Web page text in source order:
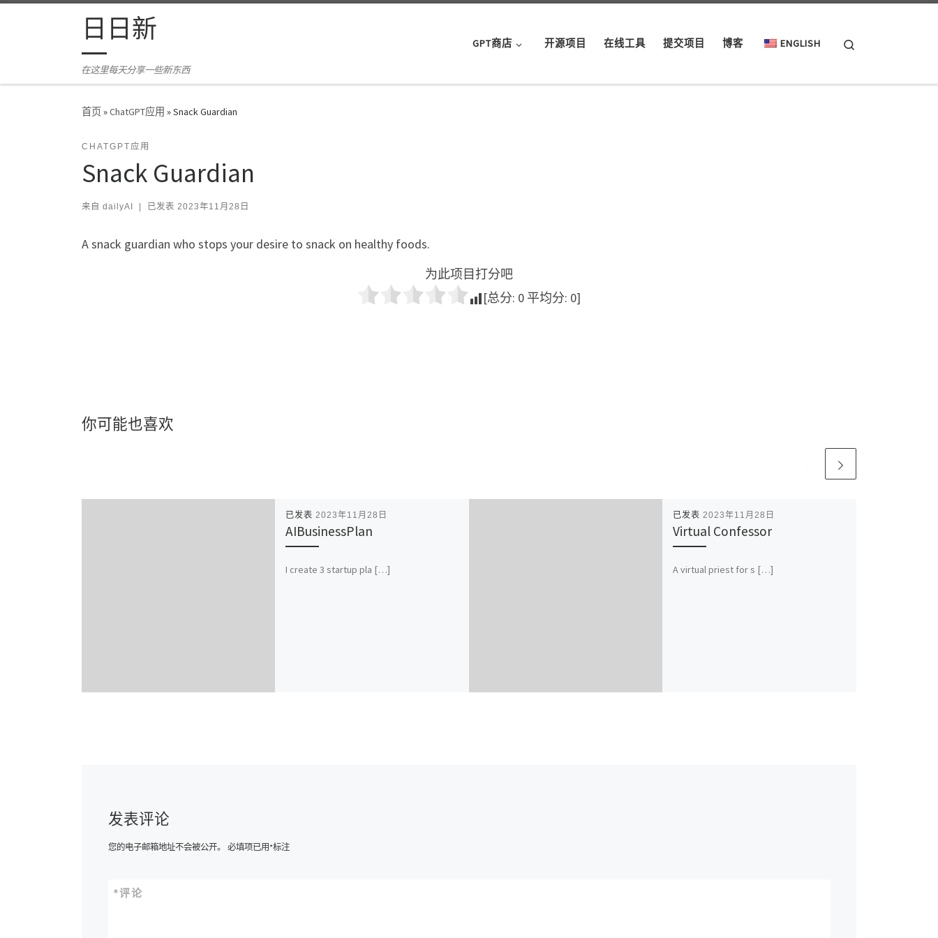
Skip to content日日新
在这里每天分享一些新东西
GPT商店 开源项目 在线工具 提交项目 博客 ENGLISH
首页»ChatGPT应用 »Snack Guardian
CHATGPT应用
Snack Guardian
来自 dailyAI 已发表 2023年11月28日
A snack guardian who stops your desire to snack on healthy foods.
为此项目打分吧
[总分: 0 平均分: 0]
你可能也喜欢
已发表 2023年11月28日
AIBusinessPlan
I create 3 startup pla […]
已发表 2023年11月28日
Virtual Confessor
A virtual priest for s […]
发表评论
您的电子邮箱地址不会被公开。 必填项已用*标注
评论
*